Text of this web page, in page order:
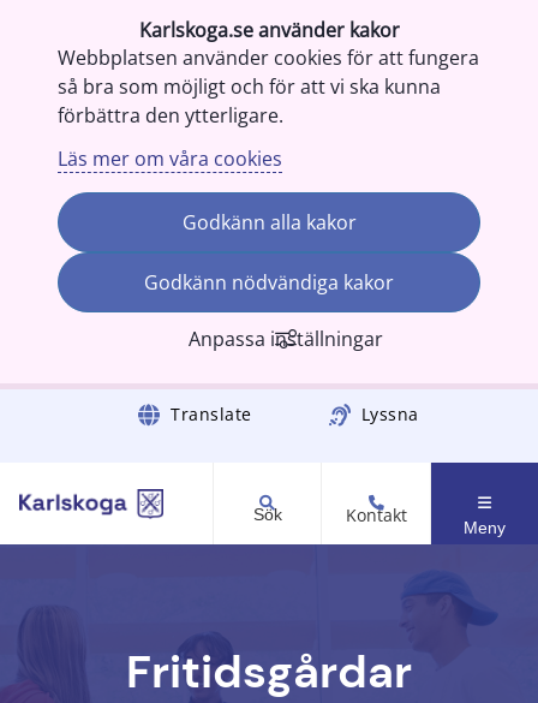
Karlskoga.se använder kakor
Webbplatsen använder cookies för att fungera
så bra som möjligt och för att vi ska kunna
förbättra den ytterligare.
Läs mer om våra cookies
Godkänn alla kakor
Godkänn nödvändiga kakor
Anpassa inställningar
Gå till innehåll Translate Lyssna
Sök Kontakt
Meny
Fritidsgårdar